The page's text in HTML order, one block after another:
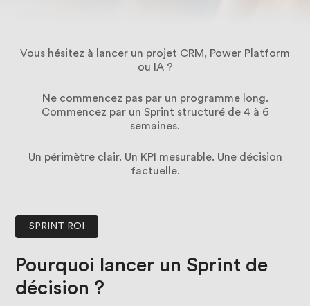
Finance
Services
Manufacture
Vous hésitez à lancer un projet CRM, Power Platform
ou IA ?
Ne commencez pas par un programme long.
Commencez par un Sprint structuré de 4 à 6
semaines.
Un périmètre clair. Un KPI mesurable. Une décision
factuelle.
SPRINT ROI
Pourquoi lancer un Sprint de
décision ?